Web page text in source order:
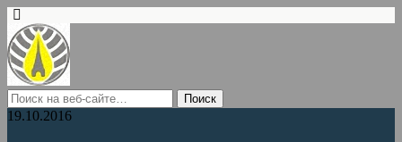
19.10.2016